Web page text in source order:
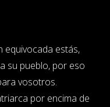
equivocada estás,
su pueblo, por eso
vosotros.
por encima de